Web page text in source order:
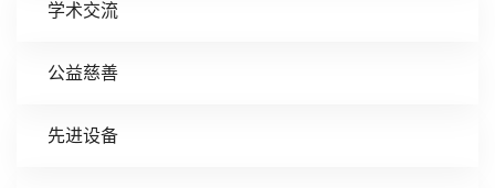
学术交流
公益慈善
先进设备